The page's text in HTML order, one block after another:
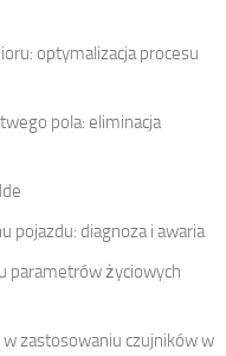
optymalizacja procesu
pola: eliminacja
pojazdu: diagnoza i awaria
parametrów życiowych
zastosowaniu czujników w